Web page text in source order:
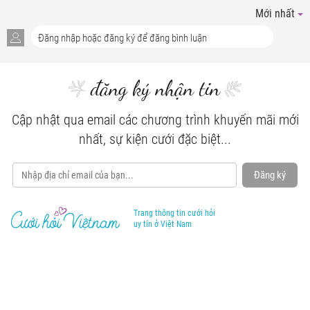
Mới nhất
đăng ký nhận tin
Cập nhật qua email các chương trình khuyến mãi mới
nhất, sự kiện cưới đặc biệt...
Đăng ký
Trang thông tin cưới hỏi
uy tín ở Việt Nam